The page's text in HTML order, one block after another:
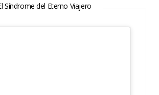
Síndrome del Eterno Viajero